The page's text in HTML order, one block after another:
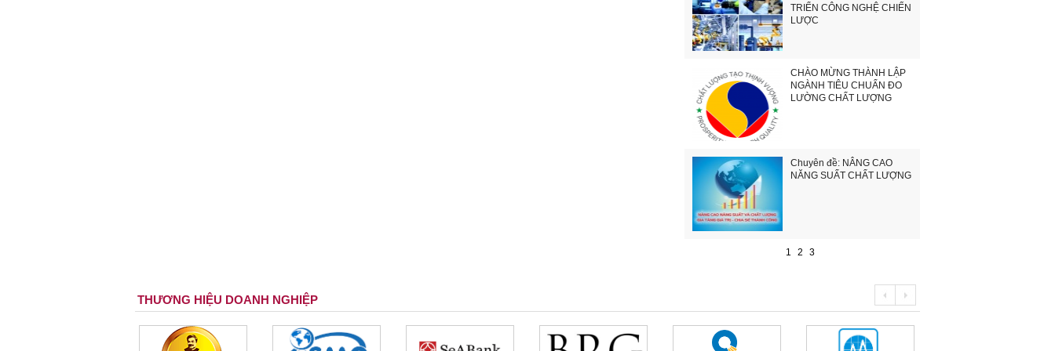
TRIỂN CÔNG NGHỆ CHIẾN
LƯỢC
CHÀO MỪNG THÀNH LẬP
NGÀNH TIÊU CHUẨN ĐO
LƯỜNG CHẤT LƯỢNG
Chuyên đề: NÂNG CAO
NĂNG SUẤT CHẤT LƯỢNG
1 2 3
THƯƠNG HIỆU DOANH NGHIỆP